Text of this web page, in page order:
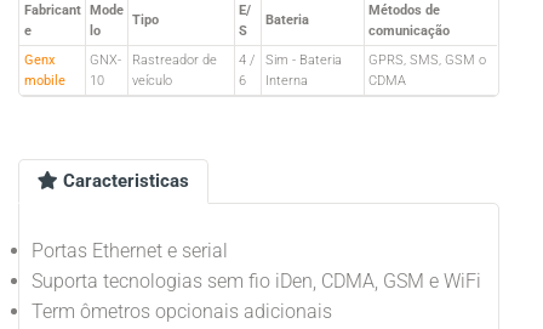
Fabricant
e
Mode
lo
Tipo
E/
S
Bateria
Métodos de
comunicação
Genx
mobile
GNX-
10
Rastreador de
veículo
4 /
6
Sim - Bateria
Interna
GPRS, SMS, GSM o
CDMA
Caracteristicas
Portas Ethernet e serial
Suporta tecnologias sem fio iDen, CDMA, GSM e WiFi
Term ômetros opcionais adicionais